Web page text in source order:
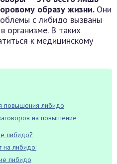
образу жизни. Они
с либидо вызваны
организме. В таких
к медицинскому
повышения либидо
на повышение
либидо?
на либидо:
либидо